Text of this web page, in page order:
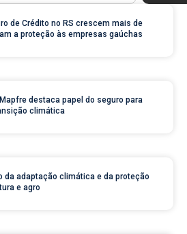
de Crédito no RS crescem mais de
a proteção às empresas gaúchas
destaca papel do seguro para
climática
da adaptação climática e da proteção
e agro